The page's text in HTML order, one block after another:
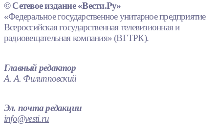
© Сетевое издание «Вести.Ру»
«Федеральное государственное унитарное предприятие
Всероссийская государственная телевизионная и
радиовещательная компания» (ВГТРК).
Главный редактор
А. А. Филипповский
Эл. почта редакции
info@vesti.ru